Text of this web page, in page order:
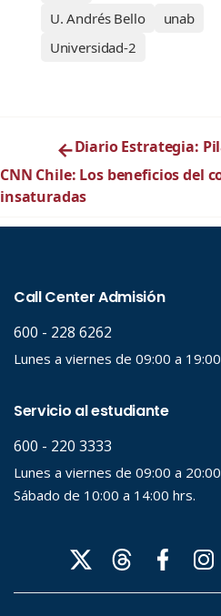
U. Andrés Bello
unab
Universidad-2
←Diario Estrategia:
CNN Chile: Los beneficios del
insaturadas